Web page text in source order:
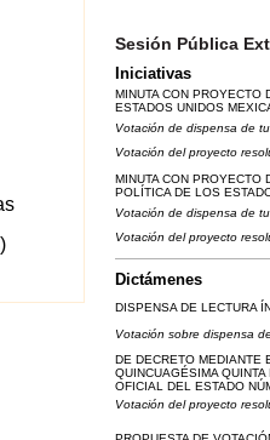
Sesión Pública
Iniciativas
MINUTA CON
ESTADOS UNIDOS
Votación de dispensa de
Votación del proyecto
MINUTA CON PROYECTO
POLÍTICA DE LOS
Votación de dispensa de
Votación del proyecto
Dictámenes
DISPENSA DE LECTURA
Votación sobre dispensa
DE DECRETO MEDIANTE
QUINCUAGÉSIMA
OFICIAL DEL ESTADO
Votación del proyecto